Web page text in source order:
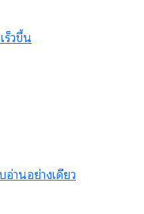
วขึ้น
านอย่างเดียว